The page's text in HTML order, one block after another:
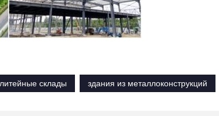
склады здания из металлоконструкций